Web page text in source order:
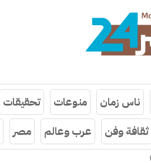
ناس زمان منوعات تحقيقات
ثقافة وفن عرب وعالم مصر
فيسبوك